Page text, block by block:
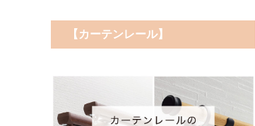
【カーテンレール】